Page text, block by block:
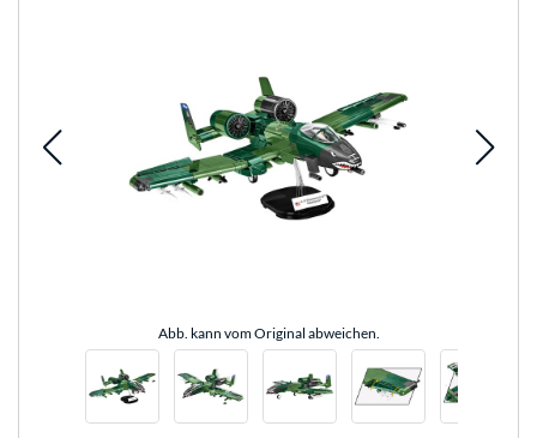
Abb. kann vom Original abweichen.